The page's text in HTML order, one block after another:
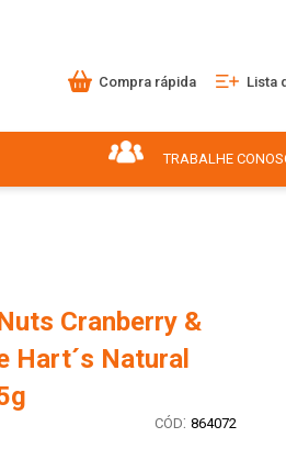
Compra rápida Lista
TRABALHE
Cranberry &
Hart´s Natural
: 864072